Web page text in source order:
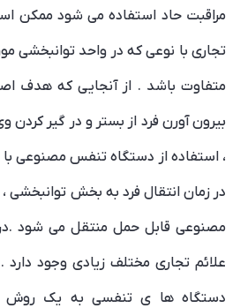
مراقبت حاد استفاده می شود ممکن
تجاری با نوعی که در واحد توانبخشی
متفاوت باشد . از آنجایی که هدف
بیرون آورن فرد از بستر و در گیر
، استفاده از دستگاه تنفس مصنوعی با
در زمان انتقال فرد به بخش
مصنوعی قابل حمل منتقل می شود .در
علائم تجاری مختلف زیادی وجود
دستگاه ها ی تنفسی به یک روش